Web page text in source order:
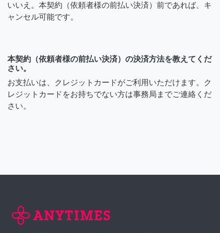
いいえ。本契約（依頼者様の前払い決済）前であれば、キ
ャンセル可能です。
本契約（依頼者様の前払い決済）の決済方法を教えてくだ
さい。
お支払いは、クレジットカードがご利用いただけます。ク
レジットカードをお持ちでない方は事務局までご連絡くだ
さい。